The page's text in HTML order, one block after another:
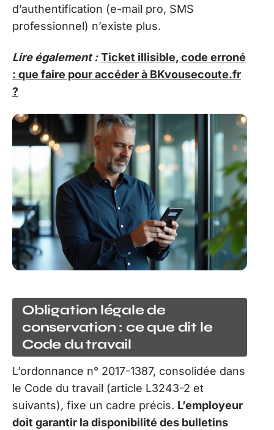
d’authentification (e-mail pro, SMS
professionnel) n’existe plus.
Lire également : Ticket illisible, code erroné
: que faire pour accéder à BKvousecoute.fr
?
Obligation légale de
conservation : ce que dit le
Code du travail
L’ordonnance n° 2017-1387, consolidée dans
le Code du travail (article L3243-2 et
suivants), fixe un cadre précis. L’employeur
doit garantir la disponibilité des bulletins